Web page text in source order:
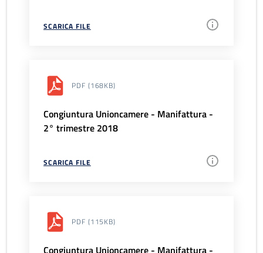
SCARICA FILE
PDF (168KB)
Congiuntura Unioncamere - Manifattura -
2° trimestre 2018
SCARICA FILE
PDF (115KB)
Congiuntura Unioncamere - Manifattura -